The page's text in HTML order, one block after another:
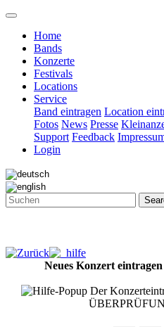
Home
Bands
Konzerte
Festivals
Locations
Service
Band eintragen Location
Fotos News Presse
Support Feedback
Login
Neues Konzert
Der